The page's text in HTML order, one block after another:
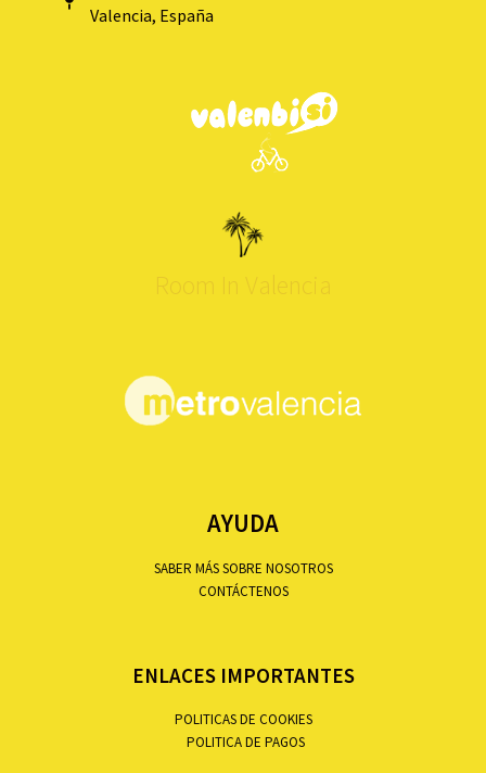
Valencia, España
Room In Valencia
AYUDA
SABER MÁS SOBRE NOSOTROS
CONTÁCTENOS
ENLACES IMPORTANTES
POLITICAS DE COOKIES
POLITICA DE PAGOS